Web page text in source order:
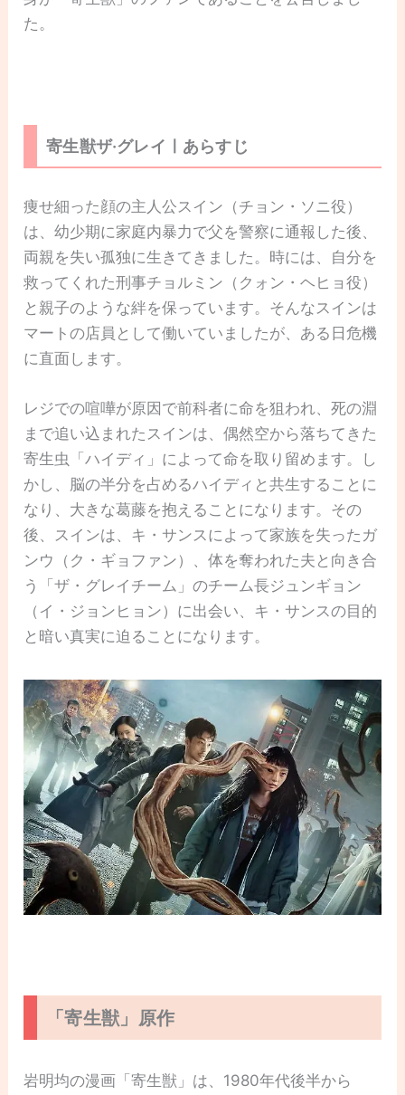
た。
寄生獣ザ·グレイㅣあらすじ
痩せ細った顔の主人公スイン（チョン・ソニ役）
は、幼少期に家庭内暴力で父を警察に通報した後、
両親を失い孤独に生きてきました。時には、自分を
救ってくれた刑事チョルミン（クォン・ヘヒョ役）
と親子のような絆を保っています。そんなスインは
マートの店員として働いていましたが、ある日危機
に直面します。
レジでの喧嘩が原因で前科者に命を狙われ、死の淵
まで追い込まれたスインは、偶然空から落ちてきた
寄生虫「ハイディ」によって命を取り留めます。し
かし、脳の半分を占めるハイディと共生することに
なり、大きな葛藤を抱えることになります。その
後、スインは、キ・サンスによって家族を失ったガ
ンウ（ク・ギョファン）、体を奪われた夫と向き合
う「ザ・グレイチーム」のチーム長ジュンギョン
（イ・ジョンヒョン）に出会い、キ・サンスの目的
と暗い真実に迫ることになります。
「寄生獣」原作
岩明均の漫画「寄生獣」は、1980年代後半から